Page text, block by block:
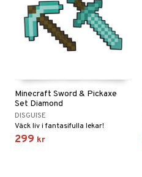
Minecraft Sword & Pickaxe
Set Diamond
DISGUISE
Väck liv i fantasifulla lekar!
299 kr